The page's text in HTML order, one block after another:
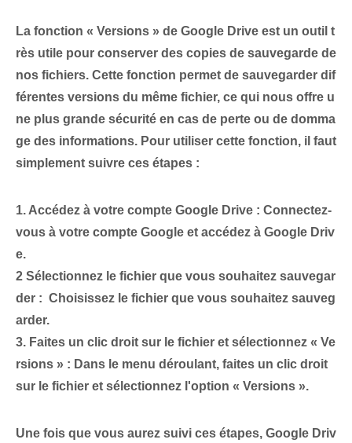
La fonction « Versions » de Google Drive est un outil t
rès utile pour conserver des copies de sauvegarde de
nos fichiers. Cette fonction permet⁣ de sauvegarder dif
férentes versions ⁣du même fichier, ce qui nous offre u
ne plus grande sécurité en cas de ⁢perte ou de domma
ge​ des informations. Pour utiliser cette fonction, il faut
simplement suivre ces étapes :
1.⁤ Accédez à votre compte Google Drive : Connectez-
vous à votre compte Google⁣ et accédez à Google Driv
e.
2 Sélectionnez le fichier que vous souhaitez sauvegar
der : ⁢ Choisissez ‌le ⁣fichier que vous souhaitez sauveg
arder.
3.⁢ Faites un clic droit sur le fichier et sélectionnez « Ve
rsions » : Dans le menu déroulant, faites un clic droit
sur le fichier et sélectionnez l'option « Versions ».
Une fois que vous aurez suivi ces étapes, Google Driv